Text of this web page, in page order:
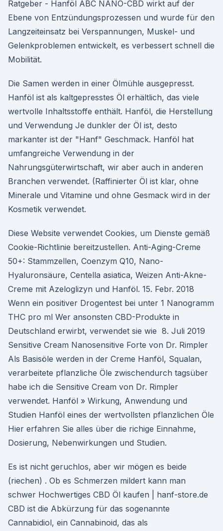
Ratgeber - Hanföl ABC NANO-CBD wirkt auf der
Ebene von Entzündungsprozessen und wurde für den
Langzeiteinsatz bei Verspannungen, Muskel- und
Gelenkproblemen entwickelt, es verbessert schnell die
Mobilität.
Die Samen werden in einer Ölmühle ausgepresst.
Hanföl ist als kaltgepresstes Öl erhältlich, das viele
wertvolle Inhaltsstoffe enthält. Hanföl, die Herstellung
und Verwendung Je dunkler der Öl ist, desto
markanter ist der "Hanf" Geschmack. Hanföl hat
umfangreiche Verwendung in der
Nahrungsgüterwirtschaft, wir aber auch in anderen
Branchen verwendet. (Raffinierter Öl ist klar, ohne
Minerale und Vitamine und ohne Gesmack wird in der
Kosmetik verwendet.
Diese Website verwendet Cookies, um Dienste gemäß
Cookie-Richtlinie bereitzustellen. Anti-Aging-Creme
50+: Stammzellen, Coenzym Q10, Nano-
Hyaluronsäure, Centella asiatica, Weizen Anti-Akne-
Creme mit Azeloglizyn und Hanföl. 15. Febr. 2018
Wenn ein positiver Drogentest bei unter 1 Nanogramm
THC pro ml Wer ansonsten CBD-Produkte in
Deutschland erwirbt, verwendet sie wie 8. Juli 2019
Sensitive Cream Nanosensitive Forte von Dr. Rimpler
Als Basisöle werden in der Creme Hanföl, Squalan,
verarbeitete pflanzliche Öle zwischendurch tagsüber
habe ich die Sensitive Cream von Dr. Rimpler
verwendet. Hanföl » Wirkung, Anwendung und
Studien Hanföl eines der wertvollsten pflanzlichen Öle
Hier erfahren Sie alles über die richige Einnahme,
Dosierung, Nebenwirkungen und Studien.
Es ist nicht geruchlos, aber wir mögen es beide
(riechen) . Ob es Schmerzen mildert kann man
schwer Hochwertiges CBD Öl kaufen | hanf-store.de
CBD ist die Abkürzung für das sogenannte
Cannabidiol, ein Cannabinoid, das als